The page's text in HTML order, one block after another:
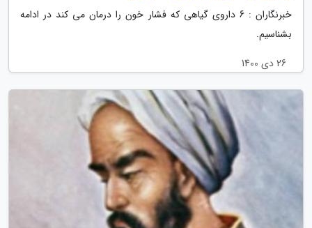
خبرنگاران : 6 داروی گیاهی که فشار خون را درمان می کند در ادامه
بشناسیم.
26 دی 1400